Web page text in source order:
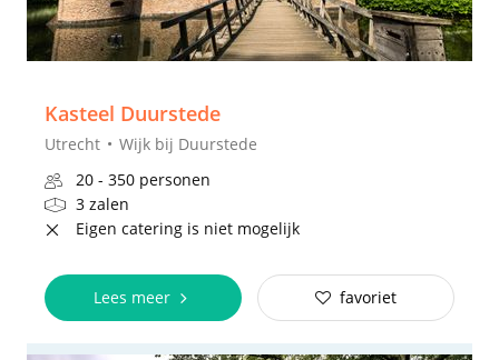
Kasteel Duurstede
Utrecht
Wijk bij Duurstede
20 - 350 personen
3 zalen
Eigen catering is niet mogelijk
Lees meer favoriet